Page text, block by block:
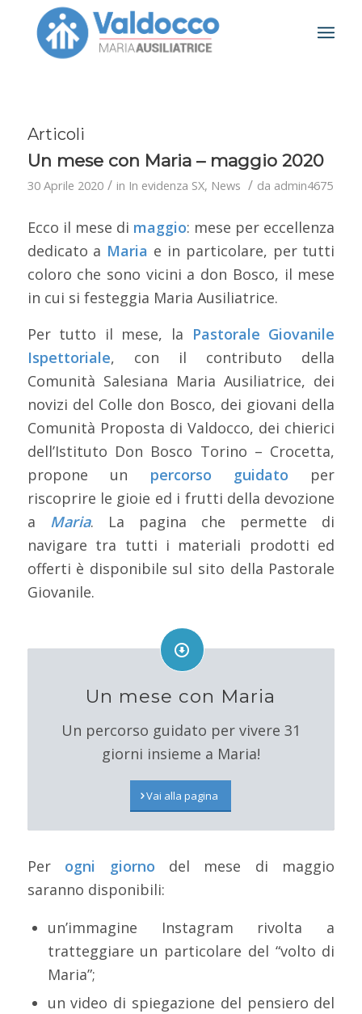
Articoli
Un mese con Maria – maggio 2020
30 Aprile 2020 / in In evidenza SX, News / da admin4675
Ecco il mese di maggio: mese per eccellenza
dedicato a Maria e in particolare, per tutti
coloro che sono vicini a don Bosco, il mese
in cui si festeggia Maria Ausiliatrice.
Per tutto il mese, la Pastorale Giovanile
Ispettoriale, con il contributo della
Comunità Salesiana Maria Ausiliatrice, dei
novizi del Colle don Bosco, dei giovani della
Comunità Proposta di Valdocco, dei chierici
dell’Istituto Don Bosco Torino – Crocetta,
propone un percorso guidato per
riscoprire le gioie ed i frutti della devozione
a Maria. La pagina che permette di
navigare tra tutti i materiali prodotti ed
offerti è disponibile sul sito della Pastorale
Giovanile.
Un mese con Maria
Un percorso guidato per vivere 31
giorni insieme a Maria!
Vai alla pagina
Per ogni giorno del mese di maggio
saranno disponibili:
un’immagine Instagram rivolta a
tratteggiare un particolare del “volto di
Maria”;
un video di spiegazione del pensiero del